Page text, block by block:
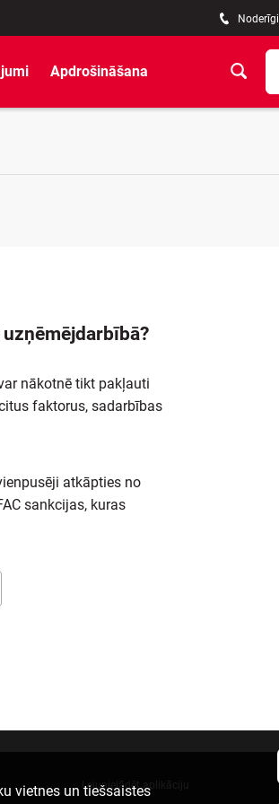
Noderīgi
Apdrošināšana
nākotnē tikt pakļauti
faktorus, sadarbības
atkāpties no
sankcijas, kuras
vietnes un tiešsaistes
Lejupielādēt aplikāciju